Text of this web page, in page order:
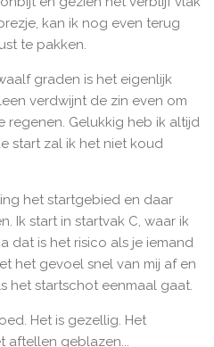
kan ik nog even terug
te pakken.
graden is het eigenlijk
verdwijnt de zin even om
regenen. Gelukkig heb ik altijd
start zal ik het niet koud
het startgebied en daar
Ik start in startvak C, waar ik
dat is het risico als je iemand
het gevoel snel van mij af en
het startschot eenmaal gaat.
Het is gezellig. Het
aftellen geblazen...